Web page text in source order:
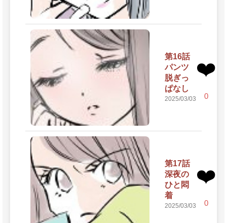
第16話
パンツ
脱ぎっ
ぱなし
2025/03/03
❤️
0
第17話
深夜の
ひと悶
着
2025/03/03
❤️
0